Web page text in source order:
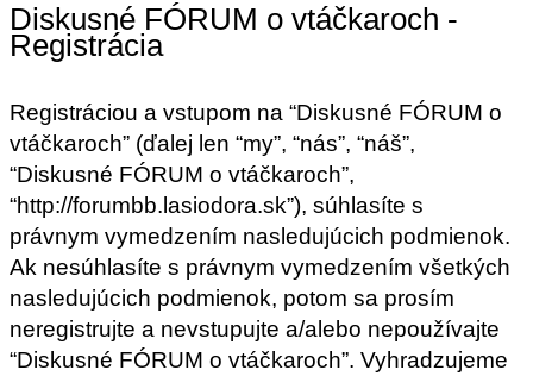
Diskusné FÓRUM o vtáčkaroch -
Registrácia
Registráciou a vstupom na “Diskusné FÓRUM o
vtáčkaroch” (ďalej len “my”, “nás”, “náš”,
“Diskusné FÓRUM o vtáčkaroch”,
“http://forumbb.lasiodora.sk”), súhlasíte s
právnym vymedzením nasledujúcich podmienok.
Ak nesúhlasíte s právnym vymedzením všetkých
nasledujúcich podmienok, potom sa prosím
neregistrujte a nevstupujte a/alebo nepoužívajte
“Diskusné FÓRUM o vtáčkaroch”. Vyhradzujeme